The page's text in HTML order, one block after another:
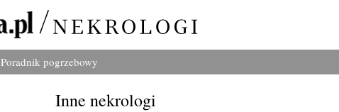
Poradnik pogrzebowy
Inne nekrologi